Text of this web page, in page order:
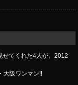
せてくれた4人が、2012
大阪ワンマン!!